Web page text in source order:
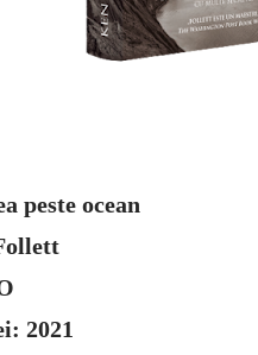
peste ocean
2021